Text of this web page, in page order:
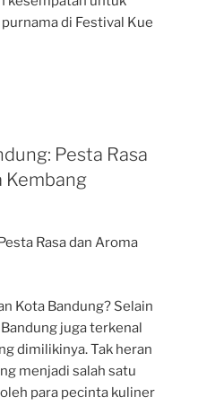
di Festival Kue
Pesta Rasa
Kembang
Rasa dan Aroma
Kota Bandung? Selain
juga terkenal
dimilikinya. Tak heran
menjadi salah satu
para pecinta kuliner